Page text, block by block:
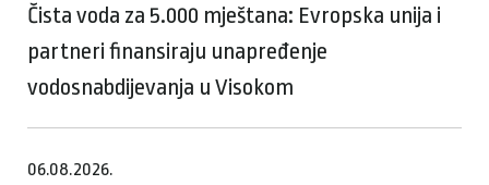
Čista voda za 5.000 mještana: Evropska unija i
partneri finansiraju unapređenje
vodosnabdijevanja u Visokom
06.08.2026.